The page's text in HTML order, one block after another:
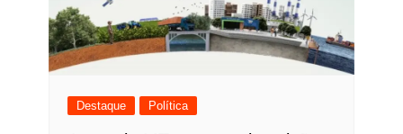
Destaque Política